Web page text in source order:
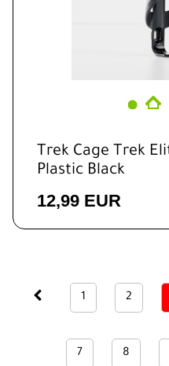
Trek Cage Trek
Plastic Black
12,99 EUR
1 2
7 8